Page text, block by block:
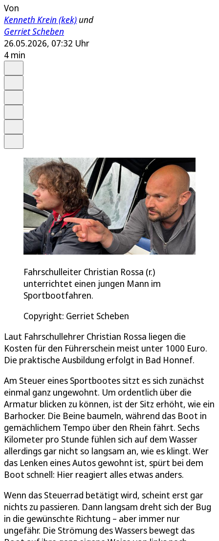
Von
Kenneth Krein (kek) und
Gerriet Scheben
26.05.2026, 07:32 Uhr
4 min
Fahrschulleiter Christian Rossa (r.)
unterrichtet einen jungen Mann im
Sportbootfahren.
Copyright: Gerriet Scheben
Laut Fahrschullehrer Christian Rossa liegen die
Kosten für den Führerschein meist unter 1000 Euro.
Die praktische Ausbildung erfolgt in Bad Honnef.
Am Steuer eines Sportbootes sitzt es sich zunächst
einmal ganz ungewohnt. Um ordentlich über die
Armatur blicken zu können, ist der Sitz erhöht, wie ein
Barhocker. Die Beine baumeln, während das Boot in
gemächlichem Tempo über den Rhein fährt. Sechs
Kilometer pro Stunde fühlen sich auf dem Wasser
allerdings gar nicht so langsam an, wie es klingt. Wer
das Lenken eines Autos gewohnt ist, spürt bei dem
Boot schnell: Hier reagiert alles etwas anders.
Wenn das Steuerrad betätigt wird, scheint erst gar
nichts zu passieren. Dann langsam dreht sich der Bug
in die gewünschte Richtung – aber immer nur
ungefähr. Die Strömung des Wassers bewegt das